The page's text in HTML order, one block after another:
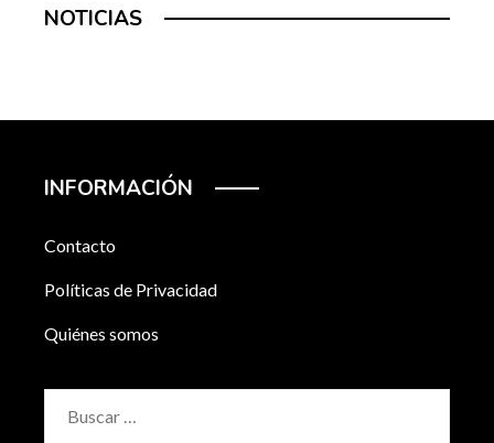
NOTICIAS
INFORMACIÓN
Contacto
Políticas de Privacidad
Quiénes somos